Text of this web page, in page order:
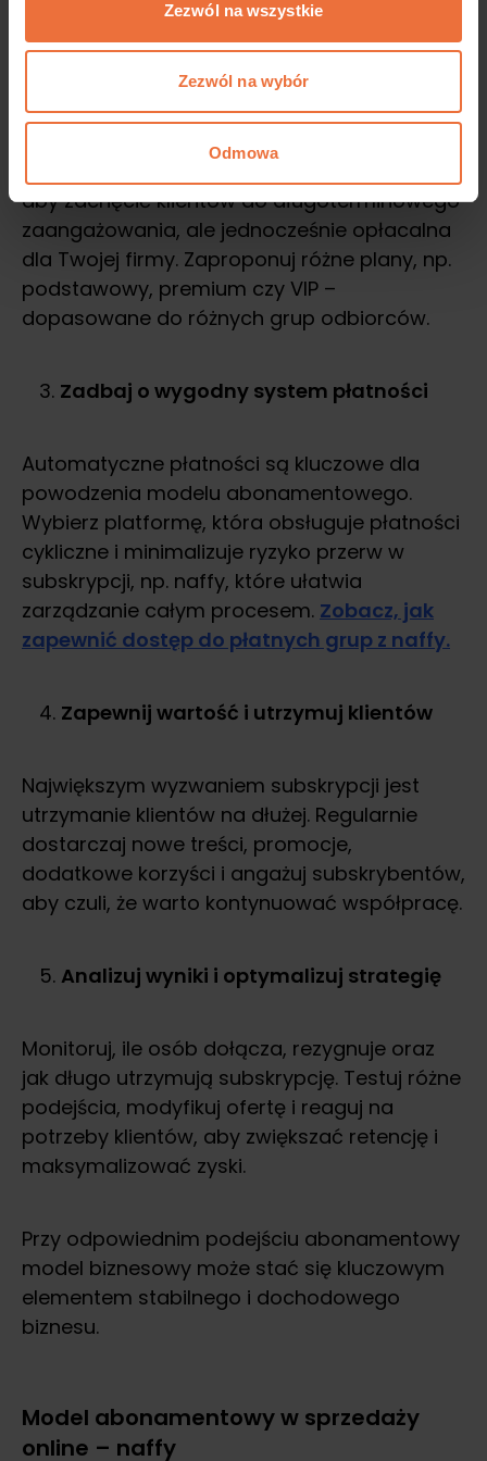
Zezwól na wszystkie
Zezwól na wybór
Odmowa
Określ atrakcyjny model cenowy
aby zachęcić klientów do długoterminowego
zaangażowania, ale jednocześnie opłacalna
dla Twojej firmy. Zaproponuj różne plany, np.
podstawowy, premium czy VIP –
dopasowane do różnych grup odbiorców.
Zadbaj o wygodny system płatności
Automatyczne płatności są kluczowe dla
powodzenia modelu abonamentowego.
Wybierz platformę, która obsługuje płatności
cykliczne i minimalizuje ryzyko przerw w
subskrypcji, np. naffy, które ułatwia
zarządzanie całym procesem. Zobacz, jak
zapewnić dostęp do płatnych grup z naffy.
Zapewnij wartość i utrzymuj klientów
Największym wyzwaniem subskrypcji jest
utrzymanie klientów na dłużej. Regularnie
dostarczaj nowe treści, promocje,
dodatkowe korzyści i angażuj subskrybentów,
aby czuli, że warto kontynuować współpracę.
Analizuj wyniki i optymalizuj strategię
Monitoruj, ile osób dołącza, rezygnuje oraz
jak długo utrzymują subskrypcję. Testuj różne
podejścia, modyfikuj ofertę i reaguj na
potrzeby klientów, aby zwiększać retencję i
maksymalizować zyski.
Przy odpowiednim podejściu abonamentowy
model biznesowy może stać się kluczowym
elementem stabilnego i dochodowego
biznesu.
Model abonamentowy w sprzedaży
online – naffy